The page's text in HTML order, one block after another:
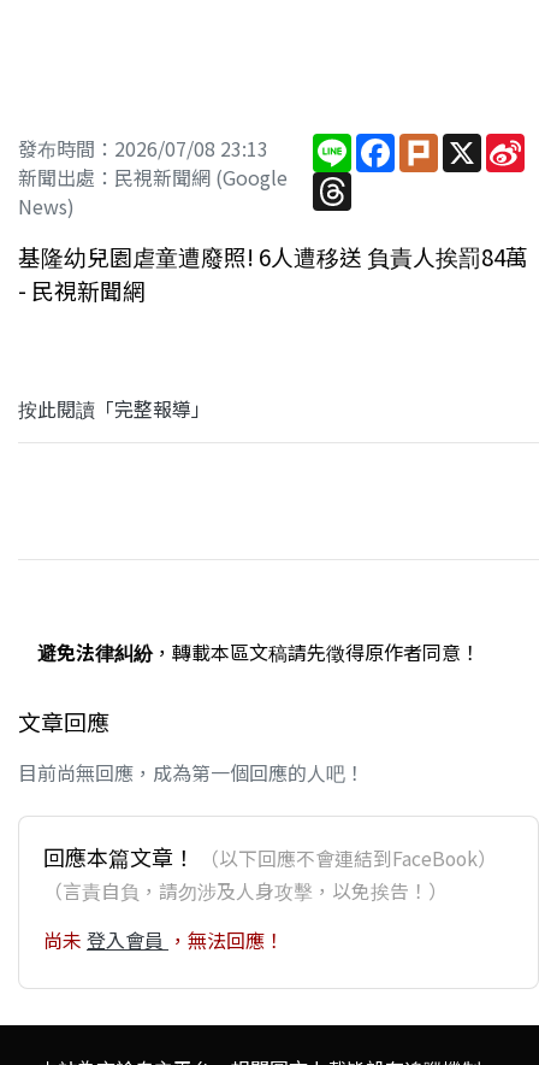
發布時間：2026/07/08 23:13
新聞出處：民視新聞網 (Google
News)
LineFacebook
PlurkX
Threads
基隆幼兒園虐童遭廢照! 6人遭移送 負責人挨罰84萬
- 民視新聞網
按此閱讀「完整報導」
避免法律糾紛，轉載本區文稿請先徵得原作者同意！
文章回應
目前尚無回應，成為第一個回應的人吧！
回應本篇文章！
（以下回應不會連結到FaceBook）
（言責自負，請勿涉及人身攻擊，以免挨告！）
尚未 登入會員 ，無法回應！